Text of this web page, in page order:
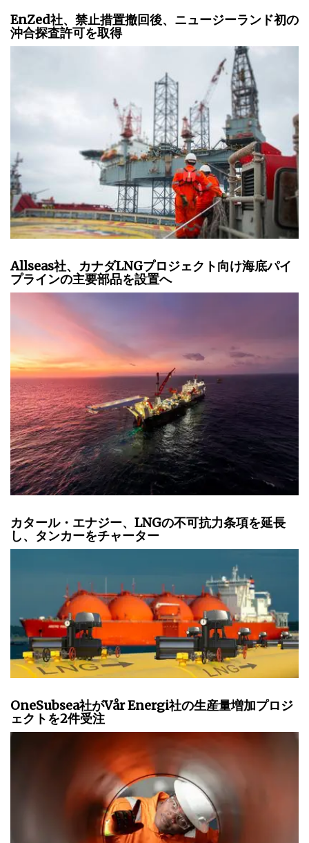
EnZed社、禁止措置撤回後、ニュージーランド初の
沖合探査許可を取得
Allseas社、カナダLNGプロジェクト向け海底パイ
プラインの主要部品を設置へ
カタール・エナジー、LNGの不可抗力条項を延長
し、タンカーをチャーター
OneSubsea社がVår Energi社の生産量増加プロジ
ェクトを2件受注